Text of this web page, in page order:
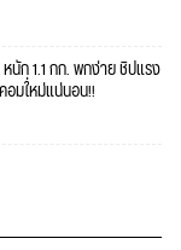
นัก 1.1 กก. พกง่าย ชิปแรง
อมใ่หม่แน่นอน!!